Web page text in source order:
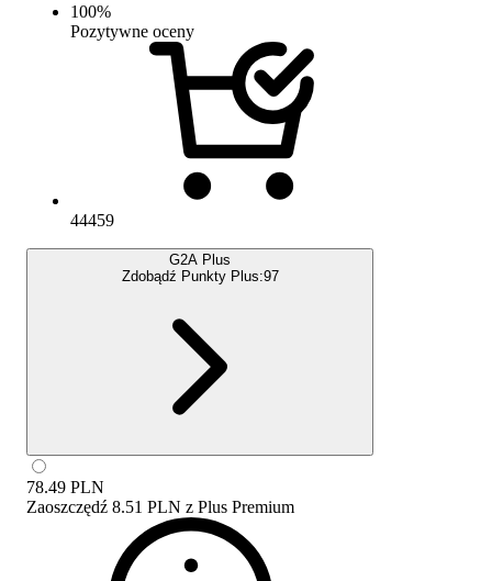
100%
Pozytywne oceny
44459
G2A Plus
Zdobądź Punkty Plus:97
78.49 PLN
Zaoszczędź 8.51 PLN z Plus Premium